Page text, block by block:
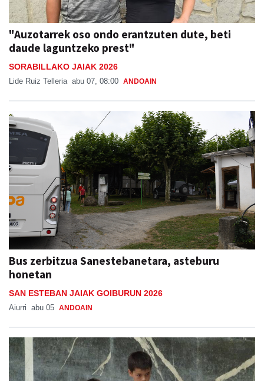
"Auzotarrek oso ondo erantzuten dute, beti
daude laguntzeko prest"
SORABILLAKO JAIAK 2026
Lide Ruiz Telleria abu 07, 08:00 ANDOAIN
Bus zerbitzua Sanestebanetara, asteburu
honetan
SAN ESTEBAN JAIAK GOIBURUN 2026
Aiurri abu 05 ANDOAIN